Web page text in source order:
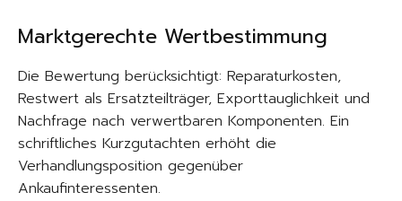
Marktgerechte Wertbestimmung
Die Bewertung berücksichtigt: Reparaturkosten,
Restwert als Ersatzteilträger, Exporttauglichkeit und
Nachfrage nach verwertbaren Komponenten. Ein
schriftliches Kurzgutachten erhöht die
Verhandlungsposition gegenüber
Ankaufinteressenten.